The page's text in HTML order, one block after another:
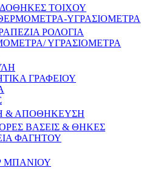
ΤΟΙΧΟΥ
ΥΓΡΑΣΙΟΜΕΤΡΑ
ΡΟΛΟΓΙΑ
ΥΓΡΑΣΙΟΜΕΤΡΑ
ΓΡΑΦΕΙΟΥ
& ΑΠΟΘΗΚΕΥΣΗ
ΒΑΣΕΙΣ & ΘΗΚΕΣ
ΦΑΓΗΤΟΥ
ΜΠΑΝΙΟΥ